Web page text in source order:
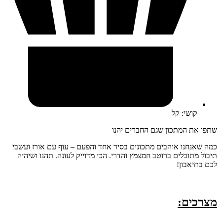
קושי: קל
שתפו את המתכון שגם החברים יהנו
כמה שאנחנו אוהבים מתכונים בסיר אחד והפעם – עוף עם אורז ועשבי
תיבול מתובלים ברוטב חמצמץ והדרי. הכי מדוייק לעונה. תהנו ושיהיה
לכם בתיאבון!
מצרכים: